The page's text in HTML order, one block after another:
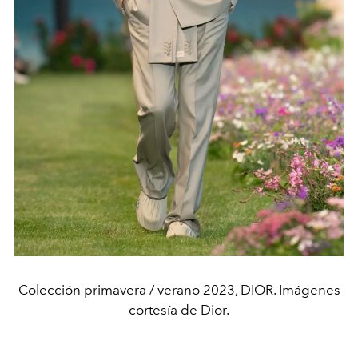
Colección primavera / verano 2023, DIOR. Imágenes
cortesía de Dior.